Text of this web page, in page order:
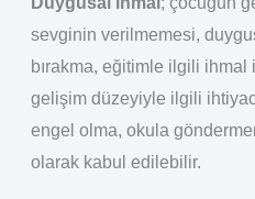
sevginin verilmemesi,
bırakma, eğitimle ilgili ihmal
gelişim düzeyiyle ilgili
engel olma, okula
olarak kabul edilebilir.